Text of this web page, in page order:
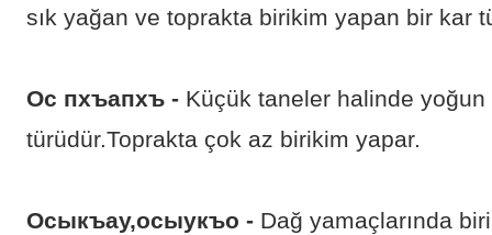
sık yağan ve toprakta birikim yapan bir kar
Ос пхъапхъ - Küçük taneler halinde
türüdür.Toprakta çok az birikim yapar.
Осыкъау,осыукъо - Dağ yamaçlarında